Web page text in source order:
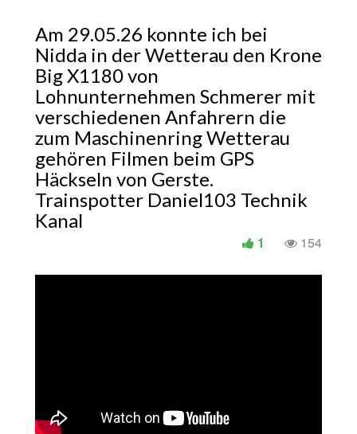
Am 29.05.26 konnte ich bei
Nidda in der Wetterau den Krone
Big X1180 von
Lohnunternehmen Schmerer mit
verschiedenen Anfahrern die
zum Maschinenring Wetterau
gehören Filmen beim GPS
Häckseln von Gerste.
Trainspotter Daniel103 Technik
Kanal
154
1